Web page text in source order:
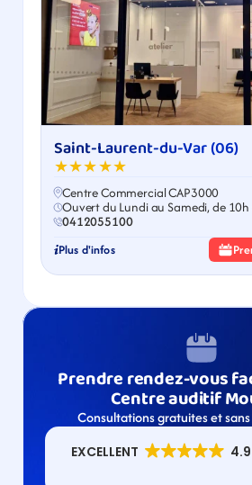
Saint-Laurent-du-Var (06)
★★★★★
Centre Commercial CAP3000
Ouvert du Lundi au Samedi, de
0412055100
Plus d'infos
Prendre rendez-vous
Centre auditif
Consultations gratuites et